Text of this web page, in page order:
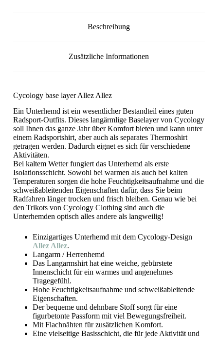
Beschreibung
Zusätzliche Informationen
Cycology base layer Allez Allez
Ein Unterhemd ist ein wesentlicher Bestandteil eines guten
Radsport-Outfits. Dieses langärmlige Baselayer von Cycology
soll Ihnen das ganze Jahr über Komfort bieten und kann unter
einem Radsportshirt, aber auch als separates Thermoshirt
getragen werden. Dadurch eignet es sich für verschiedene
Aktivitäten.
Bei kaltem Wetter fungiert das Unterhemd als erste
Isolationsschicht. Sowohl bei warmen als auch bei kalten
Temperaturen sorgen die hohe Feuchtigkeitsaufnahme und die
schweißableitenden Eigenschaften dafür, dass Sie beim
Radfahren länger trocken und frisch bleiben. Genau wie bei
den Trikots von Cycology Clothing sind auch die
Unterhemden optisch alles andere als langweilig!
Einzigartiges Unterhemd mit dem Cycology-Design
Allez Allez.
Langarm / Herrenhemd
Das Langarmshirt hat eine weiche, gebürstete
Innenschicht für ein warmes und angenehmes
Tragegefühl.
Hohe Feuchtigkeitsaufnahme und schweißableitende
Eigenschaften.
Der bequeme und dehnbare Stoff sorgt für eine
figurbetonte Passform mit viel Bewegungsfreiheit.
Mit Flachnähten für zusätzlichen Komfort.
Eine vielseitige Basisschicht, die für jede Aktivität und